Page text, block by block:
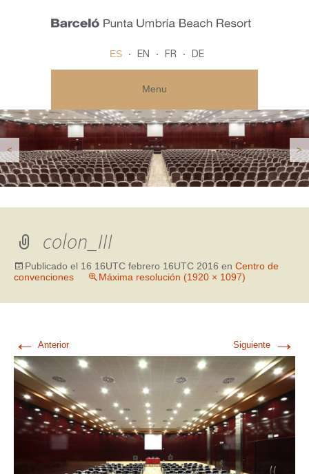
ES EN FR DE
Menu
< >
colon_III
Publicado el 16 16UTC febrero 16UTC 2016 en Centro de
convenciones
Máxima resolución (1920 × 1097)
← Anterior Siguiente →